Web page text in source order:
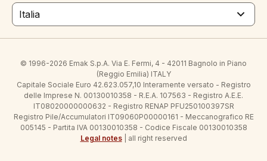
Italia
© 1996-2026 Emak S.p.A. Via E. Fermi, 4 - 42011 Bagnolo in Piano
(Reggio Emilia) ITALY
Capitale Sociale Euro 42.623.057,10 Interamente versato - Registro
delle Imprese N. 00130010358 - R.E.A. 107563 - Registro A.E.E.
IT08020000000632 - Registro RENAP PFU250100397SR
Registro Pile/Accumulatori IT09060P00000161 - Meccanografico RE
005145 - Partita IVA 00130010358 - Codice Fiscale 00130010358
Legal notes| all right reserved